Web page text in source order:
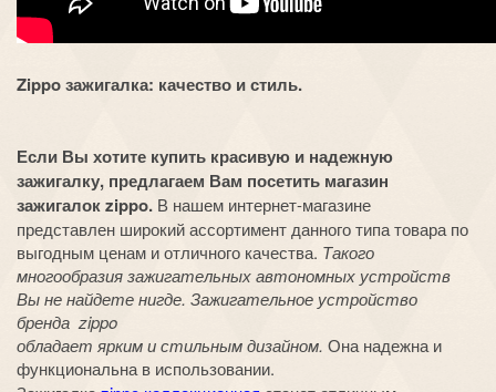
Zippo зажигалка: качество и стиль.
Если Вы хотите купить красивую и надежную
зажигалку, предлагаем Вам посетить магазин
зажигалок zippo. В нашем интернет-магазине
представлен широкий ассортимент данного типа товара по
выгодным ценам и отличного качества. Такого
многообразия зажигательных автономных устройств
Вы не найдете нигде. Зажигательное устройство
бренда zippo
обладает ярким и стильным дизайном. Она надежна и
функциональна в использовании.